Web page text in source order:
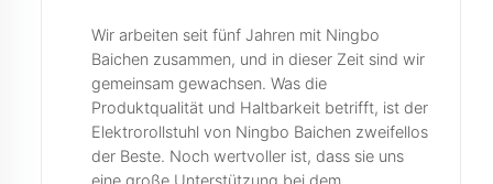
Wir arbeiten seit fünf Jahren mit Ningbo
Baichen zusammen, und in dieser Zeit sind wir
gemeinsam gewachsen. Was die
Produktqualität und Haltbarkeit betrifft, ist der
Elektrorollstuhl von Ningbo Baichen zweifellos
der Beste. Noch wertvoller ist, dass sie uns
eine große Unterstützung bei dem